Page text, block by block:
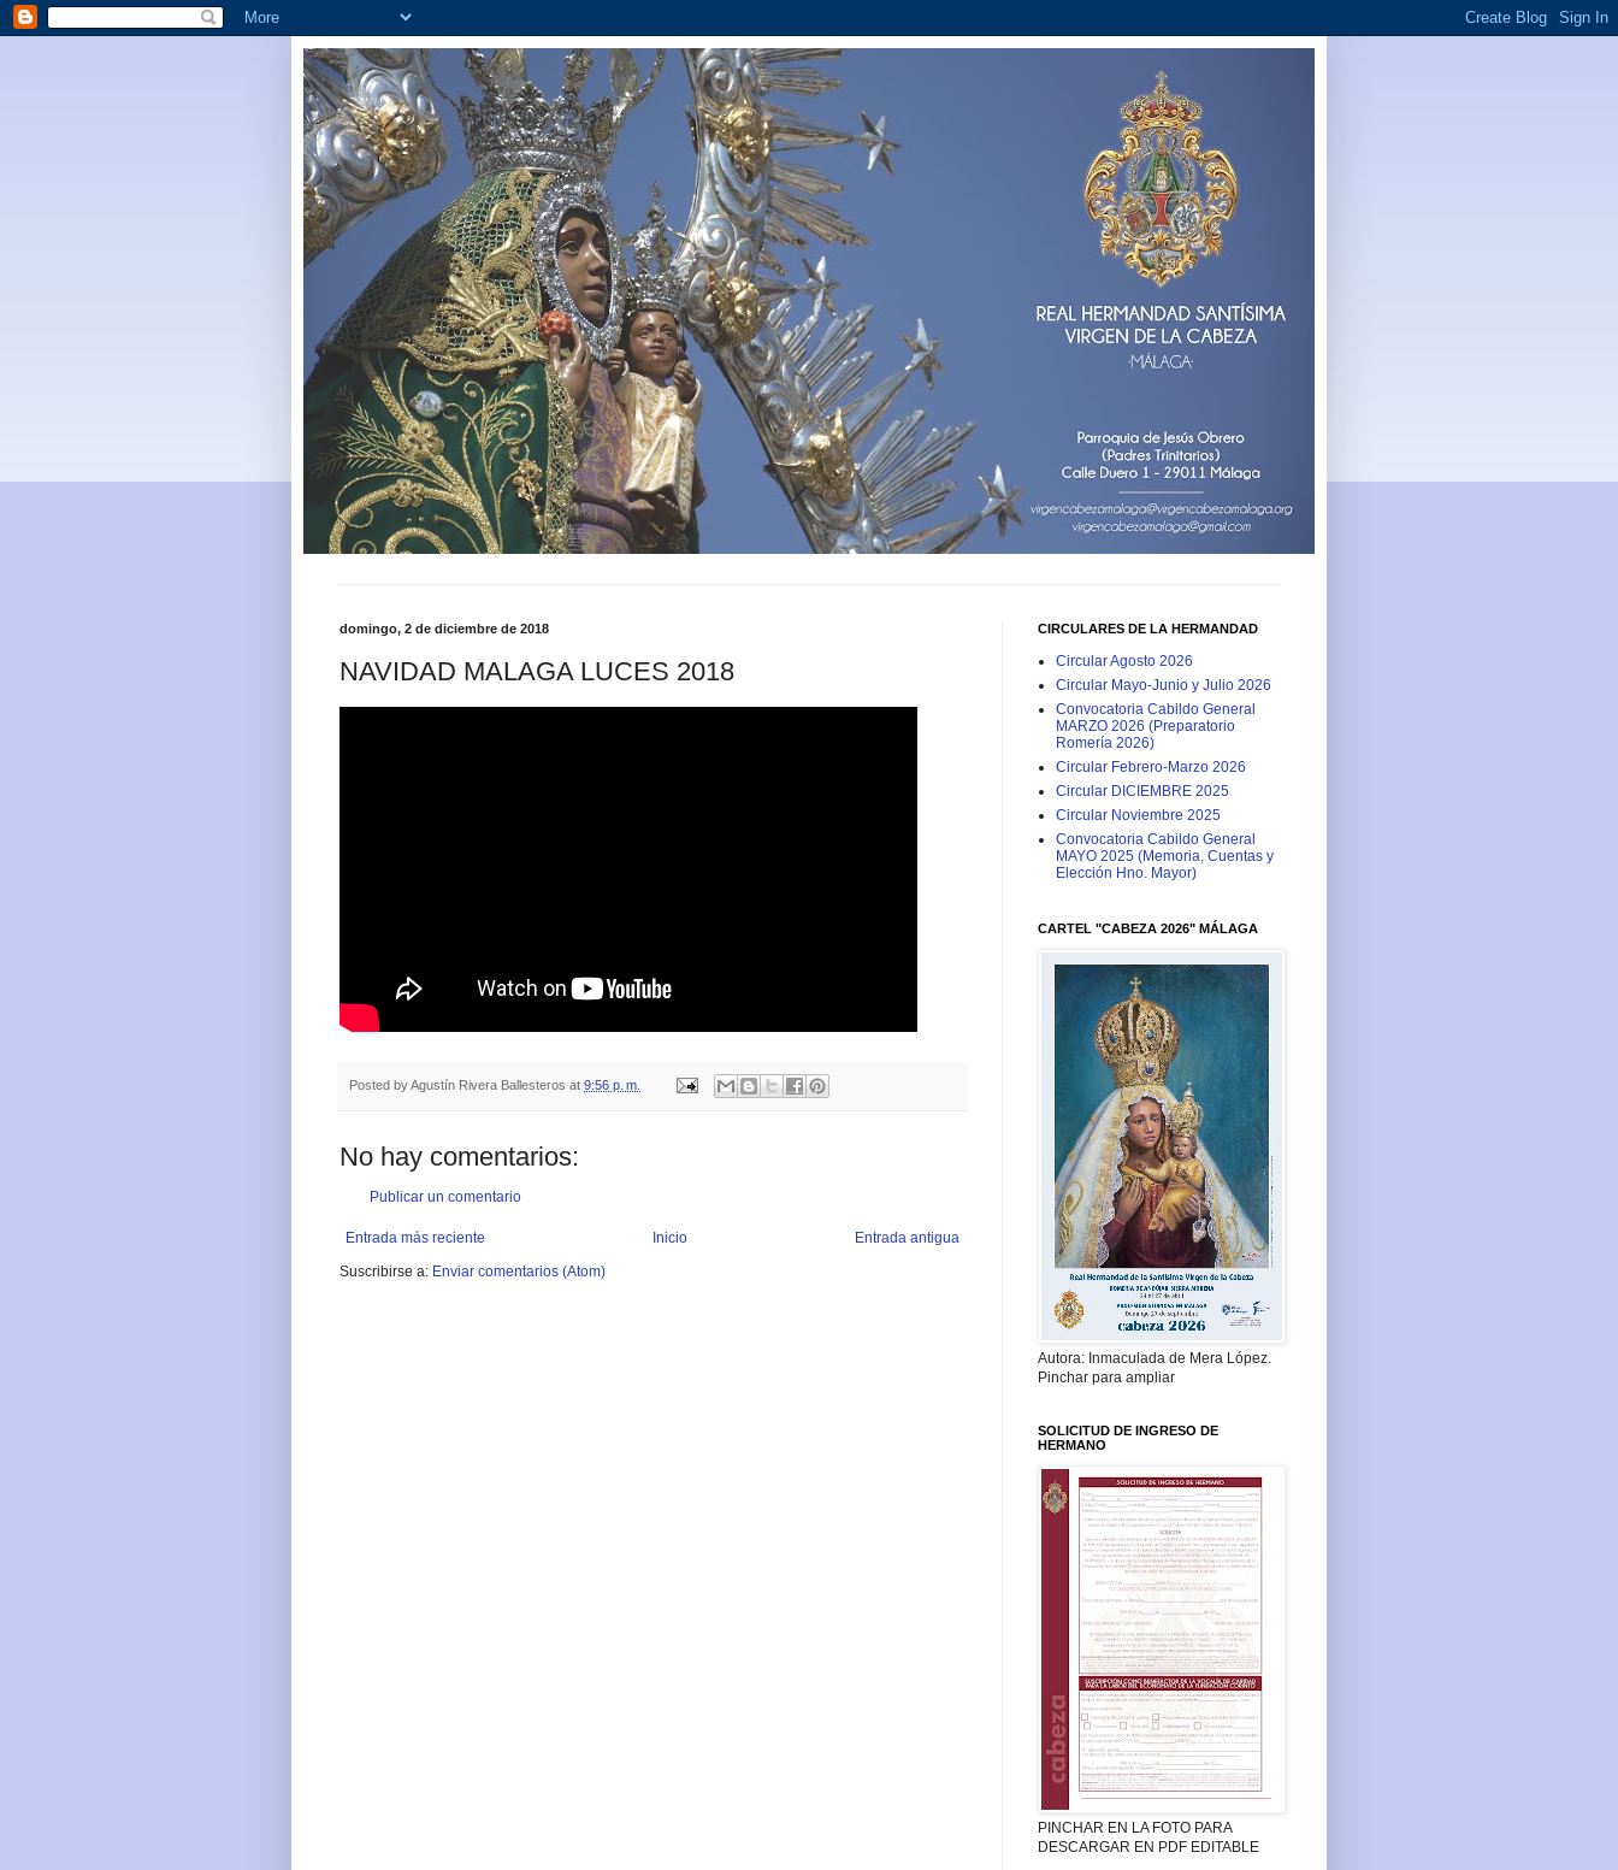
domingo, 2 de diciembre de 2018
NAVIDAD MALAGA LUCES 2018
Posted byAgustín Rivera Ballesteros at 9:56 p. m.
No hay comentarios:
Publicar un comentario
Entrada más reciente Entrada antigua
Inicio
Suscribirse a: Enviar comentarios (Atom)
CIRCULARES DE LA HERMANDAD
Circular Agosto 2026
Circular Mayo-Junio y Julio 2026
Convocatoria Cabildo General
MARZO 2026 (Preparatorio
Romería 2026)
Circular Febrero-Marzo 2026
Circular DICIEMBRE 2025
Circular Noviembre 2025
Convocatoria Cabildo General
MAYO 2025 (Memoria, Cuentas y
Elección Hno. Mayor)
CARTEL "CABEZA 2026" MÁLAGA
Autora: Inmaculada de Mera López.
Pinchar para ampliar
SOLICITUD DE INGRESO DE
HERMANO
PINCHAR EN LA FOTO PARA
DESCARGAR EN PDF EDITABLE